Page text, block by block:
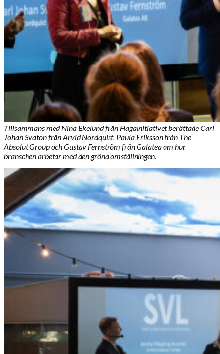
Tillsammans med Nina Ekelund från Hagainitiativet berättade Carl
Johan Svaton från Arvid Nordquist, Paula Eriksson från The
Absolut Group och Gustav Fernström från Galatea om hur
branschen arbetar med den gröna omställningen.